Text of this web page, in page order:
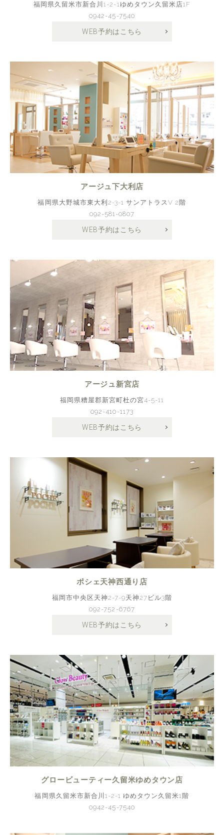
福岡県久留米市新合川1-2-1ゆめタウン久留米店1F
0942-45-7540
WEB予約はこちら
アージュ下大利店
福岡県大野城市東大利2-3-1 サンアトラスV 2階
092-581-0807
WEB予約はこちら
アージュ新宮店
福岡県糟屋郡新宮町杜の宮4-5-11
092-410-1173
WEB予約はこちら
ポシェ天神西通り店
福岡市中央区天神2-7-9天神27ビル3階
092-752-6767
WEB予約はこちら
グロービューティー久留米ゆめタウン店
福岡県久留米市新合川1-2-1 ゆめタウン久留米1階
0942-45-7540